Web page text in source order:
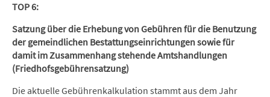
TOP 6:
Satzung über die Erhebung von Gebühren für die Benutzung
der gemeindlichen Bestattungseinrichtungen sowie für
damit im Zusammenhang stehende Amtshandlungen
(Friedhofsgebührensatzung)
Die aktuelle Gebührenkalkulation stammt aus dem Jahr